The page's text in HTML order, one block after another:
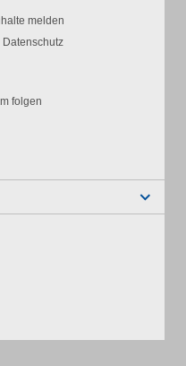
melden
Datenschutz
folgen